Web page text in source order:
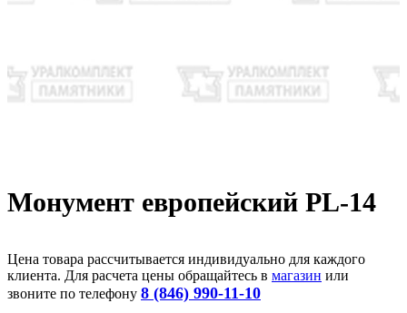
Монумент европейский PL-14
Цена товара рассчитывается индивидуально для каждого
клиента. Для расчета цены обращайтесь в магазин или
звоните по телефону 8 (846) 990-11-10